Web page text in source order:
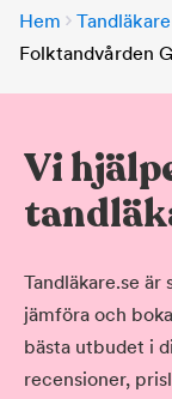
Hem
Folktandvården
Vi
Tandläkare.se
jämföra och
bästa utbudet i
recensioner,